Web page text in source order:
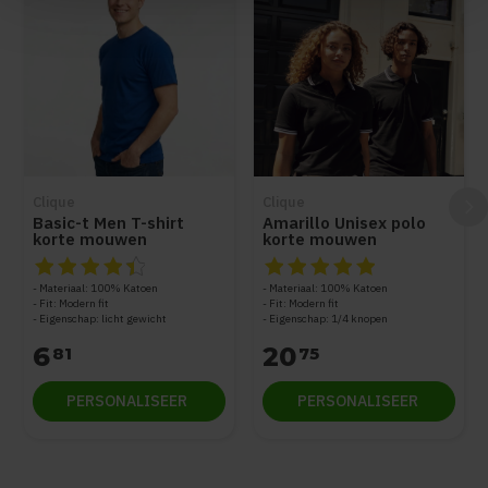
Basic-t Men T-shirt
korte mouwen
De beoordeling van dit product is 4.5 van de 5
Materiaal: 100% Katoen
Fit: Modern fit
Eigenschap: licht gewicht
681
PERSONALISEER
Amarillo Unisex polo
korte mouwen
De beoordeling van dit
Materiaal: 100% Katoen
Fit: Modern fit
Eigenschap: 1/4 knopen
2075
PERSONALISEER